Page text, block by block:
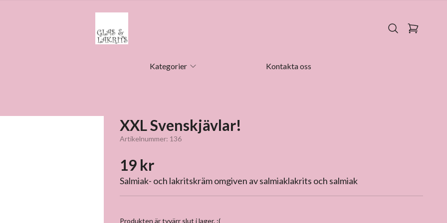
Kategorier Kontakta oss
XXL Svenskjävlar!
Artikelnummer: 136
19 kr
Salmiak- och lakritskräm omgiven av salmiaklakrits och salmiak
Produkten är tyvärr slut i lager. :(